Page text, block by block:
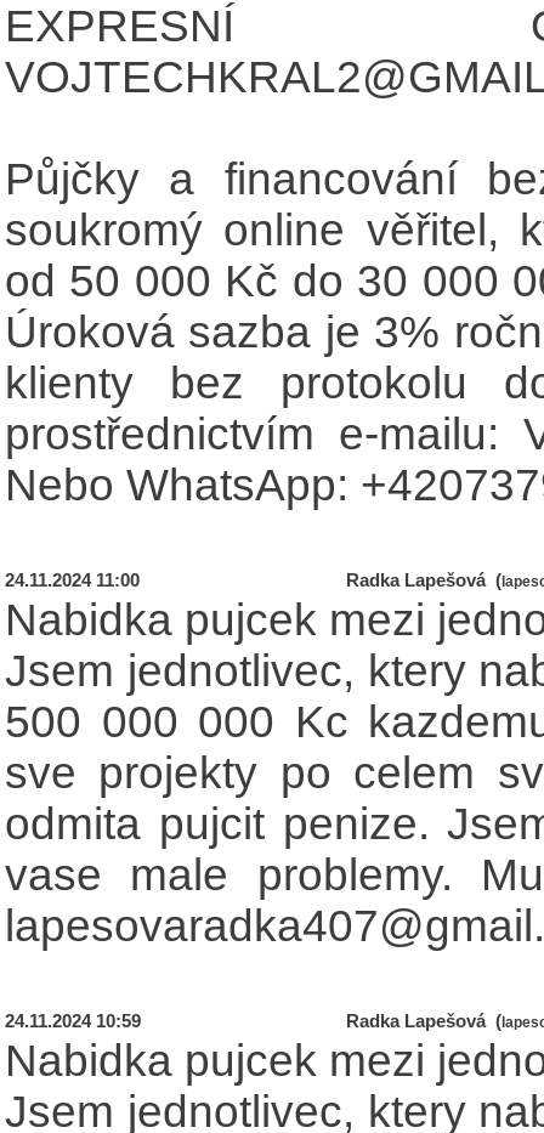
EXPRESNÍ
Půjčky a financování
soukromý online věřitel,
od 50 000 Kč do 30 000
Úroková sazba je 3%
klienty bez protokolu
prostřednictvím e-mailu:
Nebo WhatsApp:
24.11.2024 11:00 Radka Lapešová (
Nabidka pujcek mezi
Jsem jednotlivec, ktery
500 000 000 Kc
sve projekty po celem
odmita pujcit penize.
vase male problemy.
24.11.2024 10:59 Radka Lapešová (
Nabidka pujcek mezi
Jsem jednotlivec, ktery